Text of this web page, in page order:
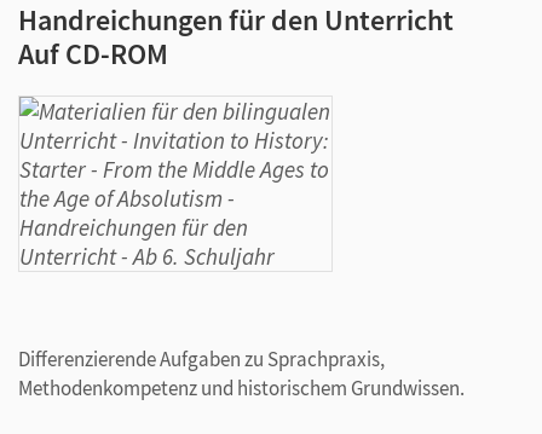
Handreichungen für den Unterricht
Auf CD-ROM
Differenzierende Aufgaben zu Sprachpraxis,
Methodenkompetenz und historischem Grundwissen.